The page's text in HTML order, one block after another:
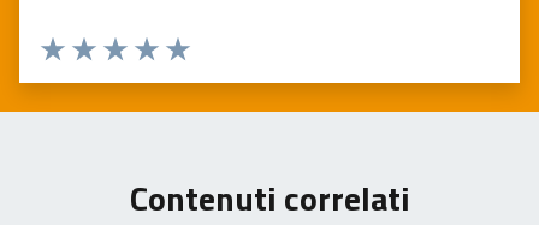
Valuta 5 stelle su 5
Valuta 4 stelle su 5
Valuta 3 stelle su 5
Valuta 2 stelle su 5
Valuta 1 stelle su 5
Contenuti correlati